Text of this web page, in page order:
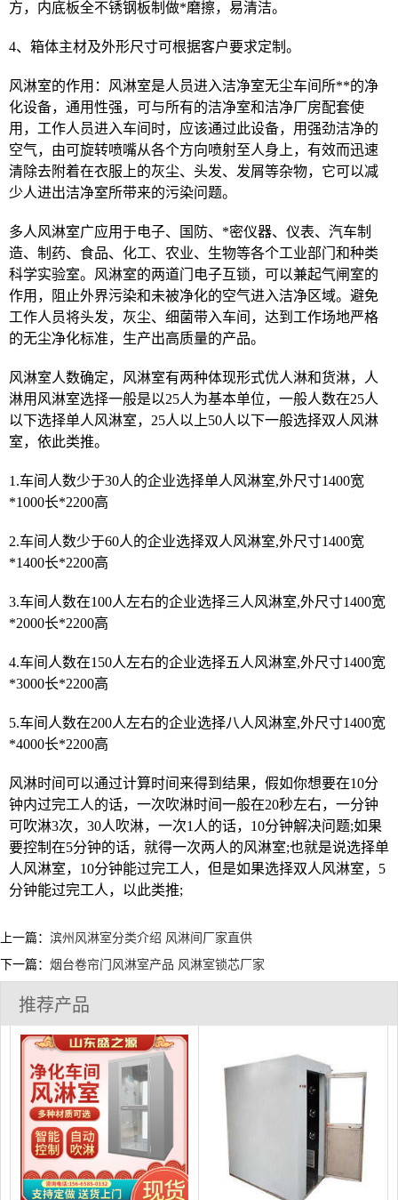
方，内底板全不锈钢板制做*磨擦，易清洁。
4、箱体主材及外形尺寸可根据客户要求定制。
风淋室的作用：风淋室是人员进入洁净室无尘车间所**的净
化设备，通用性强，可与所有的洁净室和洁净厂房配套使
用，工作人员进入车间时，应该通过此设备，用强劲洁净的
空气，由可旋转喷嘴从各个方向喷射至人身上，有效而迅速
清除去附着在衣服上的灰尘、头发、发屑等杂物，它可以减
少人进出洁净室所带来的污染问题。
多人风淋室广应用于电子、国防、*密仪器、仪表、汽车制
造、制药、食品、化工、农业、生物等各个工业部门和种类
科学实验室。风淋室的两道门电子互锁，可以兼起气闸室的
作用，阻止外界污染和未被净化的空气进入洁净区域。避免
工作人员将头发，灰尘、细菌带入车间，达到工作场地严格
的无尘净化标准，生产出高质量的产品。
风淋室人数确定，风淋室有两种体现形式优人淋和货淋，人
淋用风淋室选择一般是以25人为基本单位，一般人数在25人
以下选择单人风淋室，25人以上50人以下一般选择双人风淋
室，依此类推。
1.车间人数少于30人的企业选择单人风淋室,外尺寸1400宽
*1000长*2200高
2.车间人数少于60人的企业选择双人风淋室,外尺寸1400宽
*1400长*2200高
3.车间人数在100人左右的企业选择三人风淋室,外尺寸1400宽
*2000长*2200高
4.车间人数在150人左右的企业选择五人风淋室,外尺寸1400宽
*3000长*2200高
5.车间人数在200人左右的企业选择八人风淋室,外尺寸1400宽
*4000长*2200高
风淋时间可以通过计算时间来得到结果，假如你想要在10分
钟内过完工人的话，一次吹淋时间一般在20秒左右，一分钟
可吹淋3次，30人吹淋，一次1人的话，10分钟解决问题;如果
要控制在5分钟的话，就得一次两人的风淋室;也就是说选择单
人风淋室，10分钟能过完工人，但是如果选择双人风淋室，5
分钟能过完工人，以此类推;
上一篇： 滨州风淋室分类介绍 风淋间厂家直供
下一篇： 烟台卷帘门风淋室产品 风淋室锁芯厂家
推荐产品